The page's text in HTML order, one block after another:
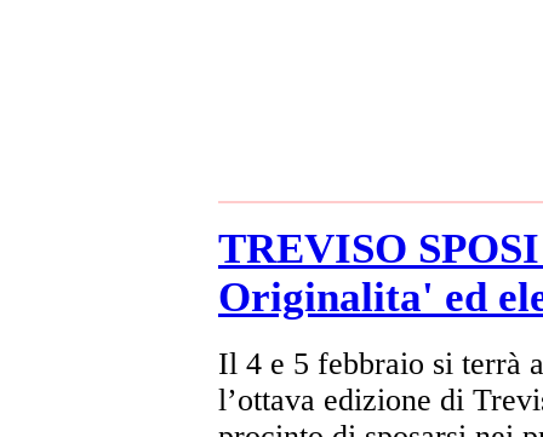
TREVISO
Originalita' ed
Il 4 e 5 febbraio si terrà
l’ottava edizione di